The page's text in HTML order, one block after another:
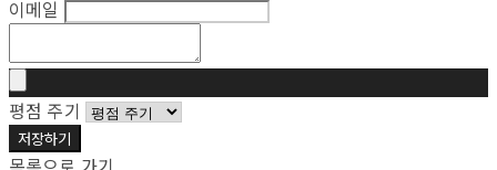
이메일
평점 주기
저장하기